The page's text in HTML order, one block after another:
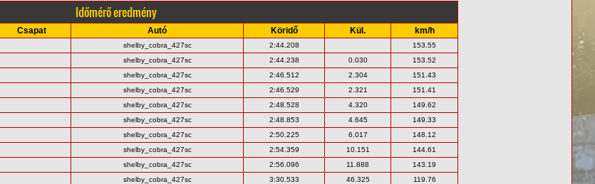
Időmérő eredmény
Csapat Autó Köridő Kül. km/h
shelby_cobra_427sc 2:44.208
153.55
shelby_cobra_427sc 2:44.238 0.030
153.52
shelby_cobra_427sc 2:46.512 2.304
151.43
shelby_cobra_427sc 2:46.529 2.321
151.41
shelby_cobra_427sc 2:48.528 4.320
149.62
shelby_cobra_427sc 2:48.853 4.645
149.33
shelby_cobra_427sc 2:50.225 6.017
148.12
shelby_cobra_427sc 2:54.359 10.151
144.61
shelby_cobra_427sc 2:56.096 11.888
143.19
shelby_cobra_427sc 3:30.533 46.325 119.76